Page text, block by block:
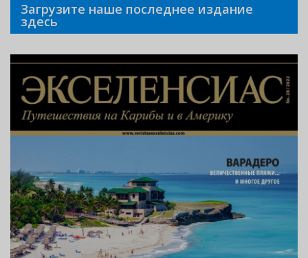
Загрузите наше последнее издание
здесь